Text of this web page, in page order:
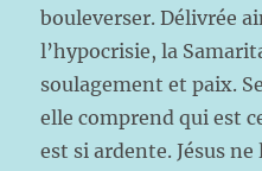
bouleverser. Délivrée
l’hypocrisie, la
soulagement et paix.
elle comprend qui est
est si ardente. Jésus